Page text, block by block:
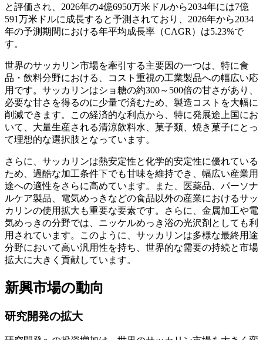
と評価され、2026年の4億6950万米ドルから2034年には7億
591万米ドルに成長すると予測されており、2026年から2034
年の予測期間における年平均成長率（CAGR）は5.23%で
す。
世界のサッカリン市場を牽引する主要因の一つは、特に食
品・飲料分野における、コスト重視の工業製品への幅広い応
用です。サッカリンはショ糖の約300～500倍の甘さがあり、
必要な甘さを得るのに少量で済むため、製造コストを大幅に
削減できます。この経済的な利点から、特に発展途上国にお
いて、大量生産される清涼飲料水、菓子類、焼き菓子にとっ
て理想的な選択肢となっています。
さらに、サッカリンは熱安定性と化学的安定性に優れている
ため、過酷な加工条件下でも甘味を維持でき、幅広い産業用
途への適性をさらに高めています。また、医薬品、パーソナ
ルケア製品、電気めっきなどの食品以外の産業におけるサッ
カリンの使用拡大も重要な要素です。さらに、金属加工や電
気めっきの分野では、ニッケルめっき浴の光沢剤としても利
用されています。このように、サッカリンは多様な最終用途
分野において高い汎用性を持ち、世界的な需要の持続と市場
拡大に大きく貢献しています。
新興市場の動向
研究開発の拡大